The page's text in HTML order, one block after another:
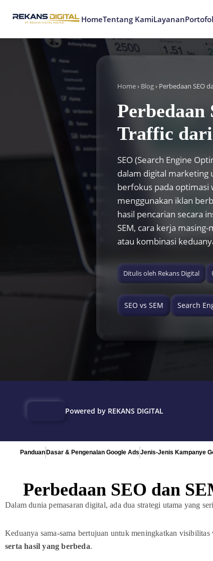
HomeTentang KamiLayanan
Home› Blog› Perbedaan SEO
Traffic
SEO (Search Engine
dalam digital marketing
berfokus pada optimasi
menggunakan iklan
hasil pencarian secara
SEM, cara kerja
atau kombinasi
Ditulis oleh Rekans Digital
SEO vs SEM Search
Powered by REKANS DIGITAL
Panduan Dasar & Pengenalan Google Ads Jenis-Jenis Kampanye
Perbedaan SEO dan
Dalam dunia pemasaran digital, ada dua strategi utama yang
Keduanya sama-sama bertujuan untuk meningkatkan
serta hasil yang berbeda.